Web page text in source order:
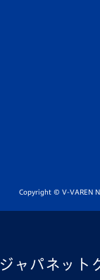
Copyright © V-VAREN
ジャパネット